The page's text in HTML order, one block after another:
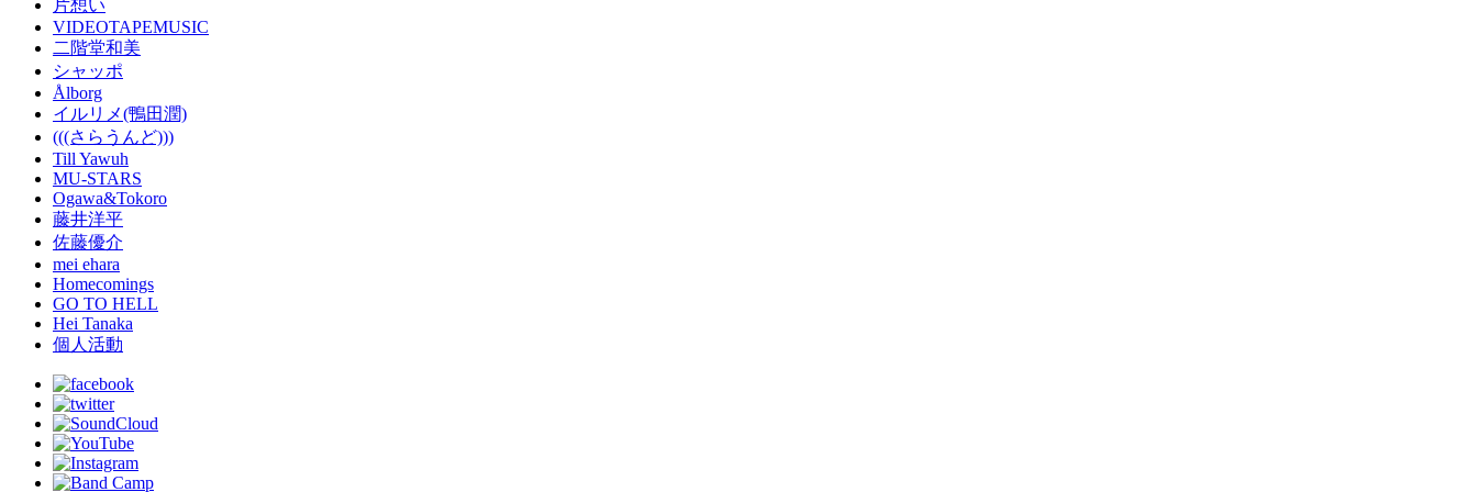
片想い
VIDEOTAPEMUSIC
二階堂和美
シャッポ
Ålborg
イルリメ(鴨田潤)
(((さらうんど)))
Till Yawuh
MU-STARS
Ogawa&Tokoro
藤井洋平
佐藤優介
mei ehara
Homecomings
GO TO HELL
Hei Tanaka
個人活動